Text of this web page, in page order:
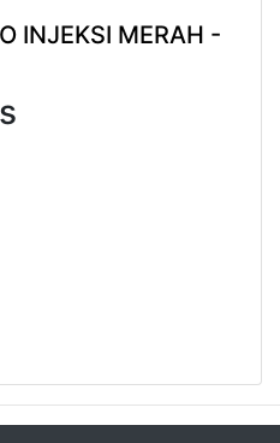
INJEKSI MERAH -